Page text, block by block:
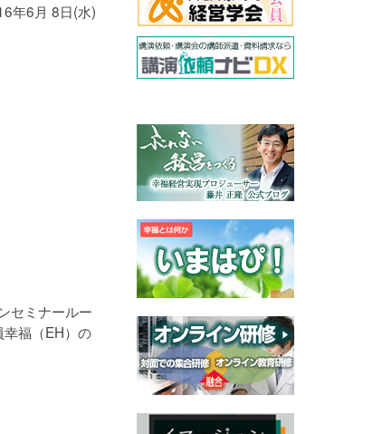
年6月 8日(水)
セミナールー
福（EH）の